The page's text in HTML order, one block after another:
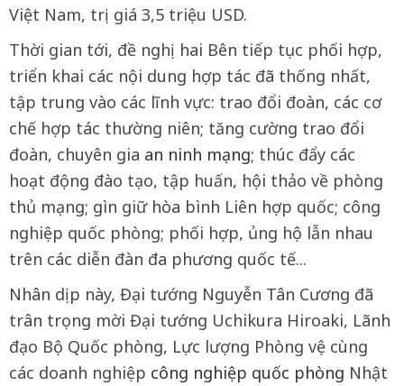
Việt Nam, trị giá 3,5 triệu USD.
Thời gian tới, đề nghị hai Bên tiếp tục phối hợp,
triển khai các nội dung hợp tác đã thống nhất,
tập trung vào các lĩnh vực: trao đổi đoàn, các cơ
chế hợp tác thường niên; tăng cường trao đổi
đoàn, chuyên gia an ninh mạng; thúc đẩy các
hoạt động đào tạo, tập huấn, hội thảo về phòng
thủ mạng; gìn giữ hòa bình Liên hợp quốc; công
nghiệp quốc phòng; phối hợp, ủng hộ lẫn nhau
trên các diễn đàn đa phương quốc tế...
Nhân dịp này, Đại tướng Nguyễn Tân Cương đã
trân trọng mời Đại tướng Uchikura Hiroaki, Lãnh
đạo Bộ Quốc phòng, Lực lượng Phòng vệ cùng
các doanh nghiệp công nghiệp quốc phòng Nhật